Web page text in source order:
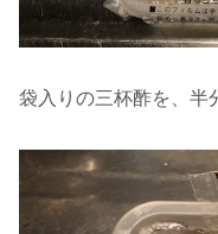
袋入りの三杯酢を、半